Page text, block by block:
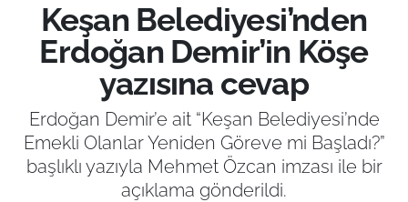
Keşan Belediyesi’nden
Erdoğan Demir’in Köşe
yazısına cevap
Erdoğan Demir’e ait “Keşan Belediyesi’nde
Emekli Olanlar Yeniden Göreve mi Başladı?”
başlıklı yazıyla Mehmet Özcan imzası ile bir
açıklama gönderildi.
ASAYİŞ
SİYASET
GÜNDEM
EKONOMİ